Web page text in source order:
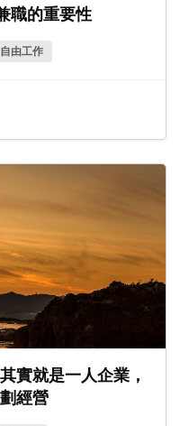
職的重要性
自由工作
實就是一人企業，
經營